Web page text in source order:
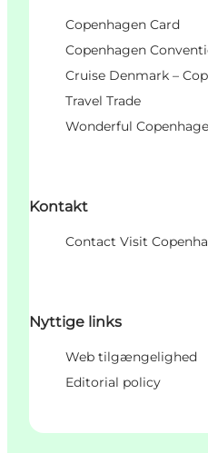
Copenhagen Card
Copenhagen
Cruise Denmark –
Travel Trade
Wonderful
Kontakt
Contact Visit
Nyttige links
Web tilgængelighed
Editorial policy